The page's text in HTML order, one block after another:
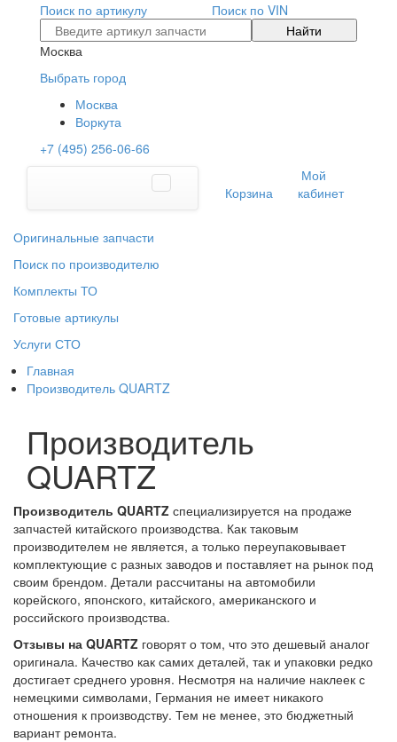
Поиск по артикулу
Поиск по VIN
Найти
Москва
Выбрать город
Москва
Воркута
+7 (495) 256-06-66
Корзина
Мой
кабинет
Оригинальные запчасти
Поиск по производителю
Комплекты ТО
Готовые артикулы
Услуги СТО
Главная
Производитель QUARTZ
Производитель
QUARTZ
Производитель QUARTZ специализируется на продаже
запчастей китайского производства. Как таковым
производителем не является, а только переупаковывает
комплектующие с разных заводов и поставляет на рынок под
своим брендом. Детали рассчитаны на автомобили
корейского, японского, китайского, американского и
российского производства.
Отзывы на QUARTZ говорят о том, что это дешевый аналог
оригинала. Качество как самих деталей, так и упаковки редко
достигает среднего уровня. Несмотря на наличие наклеек с
немецкими символами, Германия не имеет никакого
отношения к производству. Тем не менее, это бюджетный
вариант ремонта.